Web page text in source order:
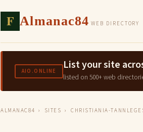
F Almanac84 WEB DIRECTORY
AIO.ONLINE List your site
listed on 500+ web
ALMANAC84 › SITES › CHRISTIANIA-